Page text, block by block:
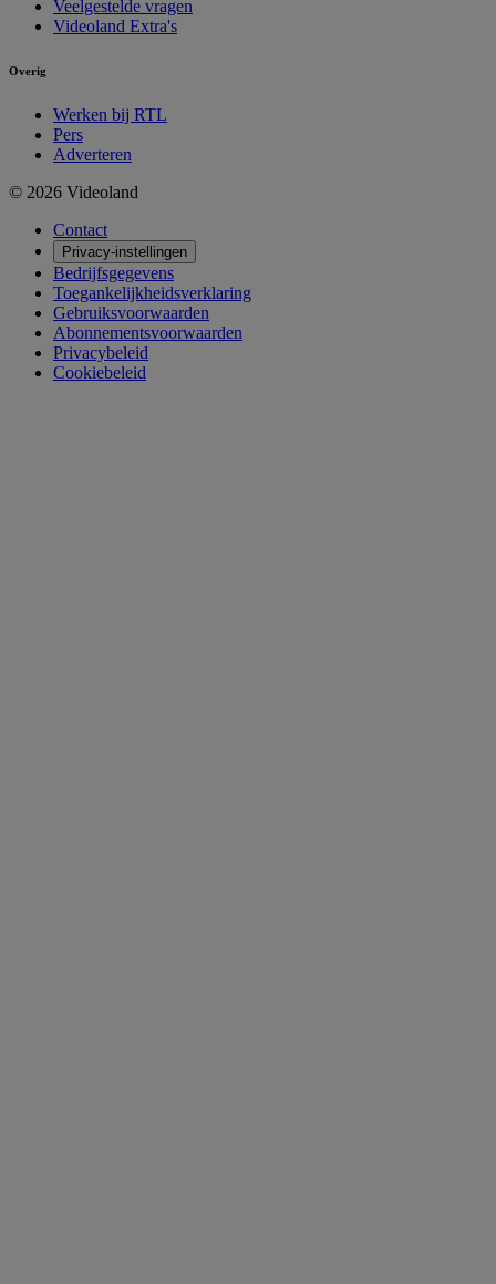
Veelgestelde vragen
Videoland Extra's
Overig
Werken bij RTL
Pers
Adverteren
© 2026 Videoland
Contact
Privacy-instellingen
Bedrijfsgegevens
Toegankelijkheidsverklaring
Gebruiksvoorwaarden
Abonnementsvoorwaarden
Privacybeleid
Cookiebeleid